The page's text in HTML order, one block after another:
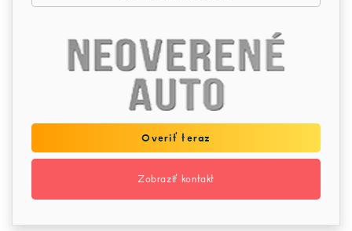
Overiť teraz
Zobraziť kontakt